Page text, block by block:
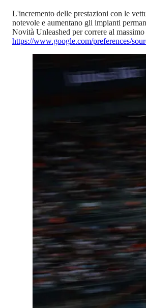
L'incremento delle prestazioni con le
notevole e aumentano gli impianti
Novità Unleashed per correre al massimo
https://www.google.com/preferences/